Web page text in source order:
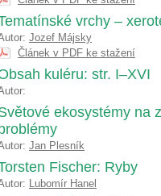
vrchy –
Jozef Májsky
Článek v PDF ke stažení
kuléru: str. I–XVI
ekosystémy na
Jan Plesník
Fischer: Ryby
Lubomír Hanel